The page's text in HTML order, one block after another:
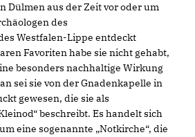
Dülmen aus der Zeit vor oder um
des
Westfalen-Lippe entdeckt
Favoriten habe sie nicht gehabt,
besonders nachhaltige Wirkung
sei sie von der Gnadenkapelle in
gewesen, die sie als
beschreibt. Es handelt sich
eine sogenannte „Notkirche“, die